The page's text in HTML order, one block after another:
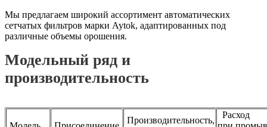
Мы предлагаем широкий ассортимент автоматических
сетчатых фильтров марки Aytok, адаптированных под
различные объемы орошения.
Модельный ряд и
производительность
Производительность,
Расход